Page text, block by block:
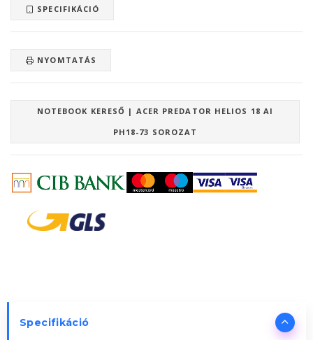
SPECIFIKÁCIÓ
NYOMTATÁS
NOTEBOOK KERESŐ | ACER PREDATOR HELIOS 18 AI
PH18-73 SOROZAT
Specifikáció